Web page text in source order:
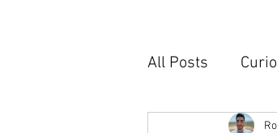
All Posts
Marketing